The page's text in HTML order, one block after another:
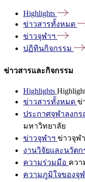
Highlights
ข่าวสารทั้งหมด
ข่าวจุฬาฯ
ปฏิทินกิจกรรม
ข่าวสารและกิจกรรม
Highlights
ข่าวสารทั้งหมด ข่
ประกาศจุฬาลงก
มหาวิทยาลัย
ข่าวจุฬาฯ ข่าวจุฬ
งานวิจัยและนวัตก
ความร่วมมือ ควา
ความภูมิใจของจุ